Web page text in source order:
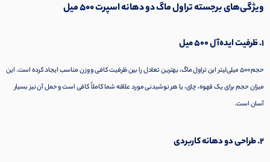
ویژگی‌های برجسته تراول ماگ دو دهانه اسپرت 500 میل
1. ظرفیت ایده‌آل 500 میل
حجم 500 میلی‌لیتر این تراول ماگ، بهترین تعادل را بین ظرفیت کافی و وزن مناسب ایجاد کرده است. این
میزان حجم برای یک قهوه، چای، یا هر نوشیدنی مورد علاقه شما کاملاً کافی است و حمل آن نیز بسیار
آسان است.
2. طراحی دو دهانه کاربردی